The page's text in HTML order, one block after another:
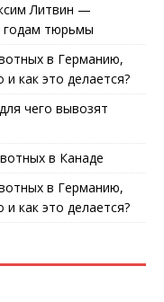
Литвин —
годам тюрьмы
в Германию,
и как это делается?
чего вывозят
в Канаде
в Германию,
и как это делается?